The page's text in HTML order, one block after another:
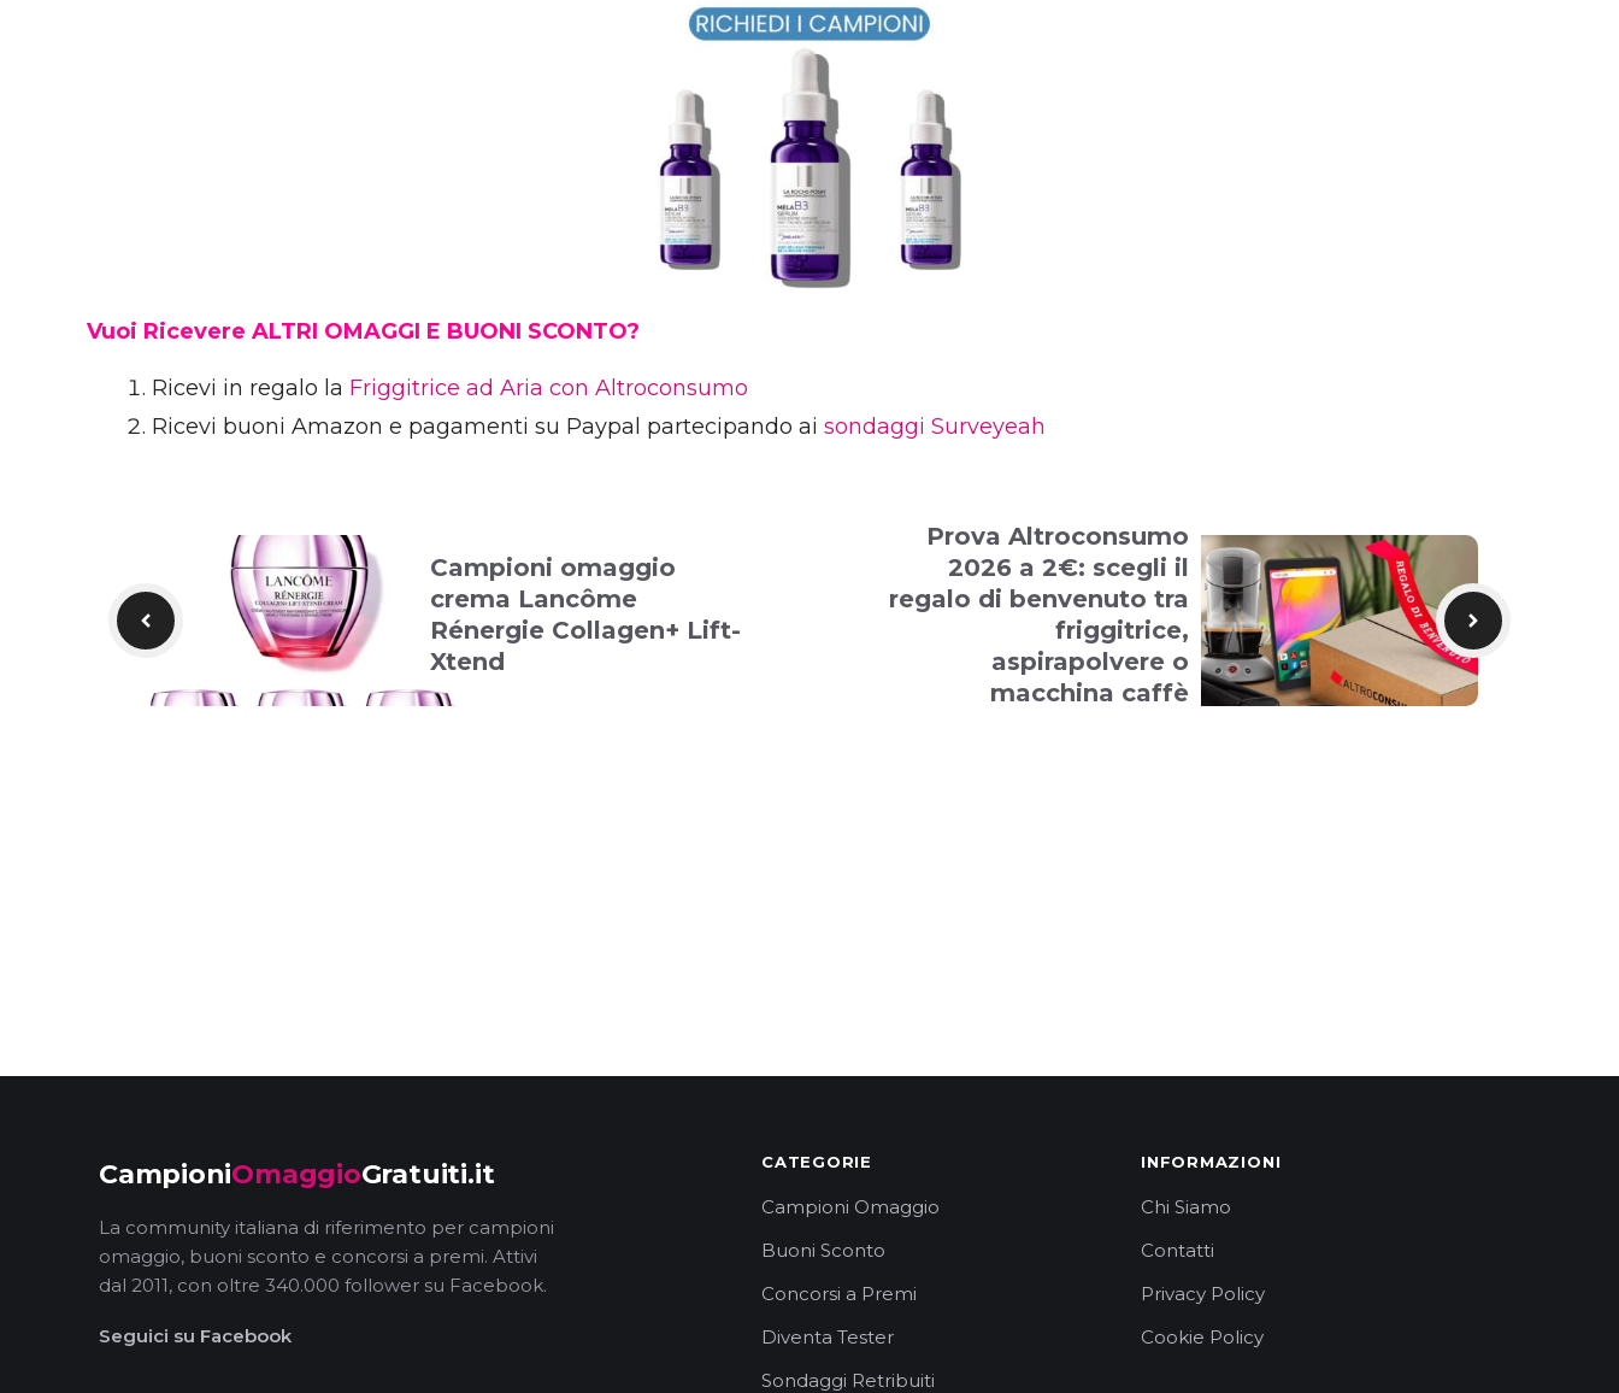
Vuoi Ricevere ALTRI OMAGGI E BUONI SCONTO?
Ricevi in regalo la Friggitrice ad Aria con Altroconsumo
Ricevi buoni Amazon e pagamenti su Paypal partecipando ai sondaggi Surveyeah
Campioni omaggio
crema Lancôme
Rénergie Collagen+ Lift-
Xtend
Prova Altroconsumo
2026 a 2€: scegli il
regalo di benvenuto tra
friggitrice,
aspirapolvere o
macchina caffè
CampioniOmaggioGratuiti.it
La community italiana di riferimento per campioni
omaggio, buoni sconto e concorsi a premi. Attivi
dal 2011, con oltre 340.000 follower su Facebook.
Seguici su Facebook
CATEGORIE
Campioni Omaggio
Buoni Sconto
Concorsi a Premi
Diventa Tester
Sondaggi Retribuiti
INFORMAZIONI
Chi Siamo
Contatti
Privacy Policy
Cookie Policy